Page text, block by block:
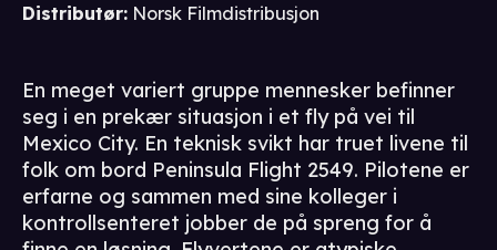
Distributør: Norsk Filmdistribusjon
En meget variert gruppe mennesker befinner
seg i en prekær situasjon i et fly på vei til
Mexico City. En teknisk svikt har truet livene til
folk om bord Peninsula Flight 2549. Pilotene er
erfarne og sammen med sine kolleger i
kontrollsenteret jobber de på spreng for å